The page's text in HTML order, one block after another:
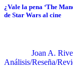
¿Vale la pena ‘The
de Star Wars al cine
Joan A.
Análisis/Reseña/